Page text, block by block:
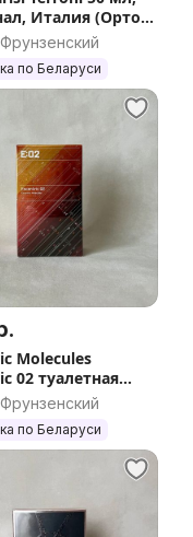
Италия (Орто
Террони)
по Беларуси
Molecules
02 туалетная
мл, оригинал,
по Беларуси